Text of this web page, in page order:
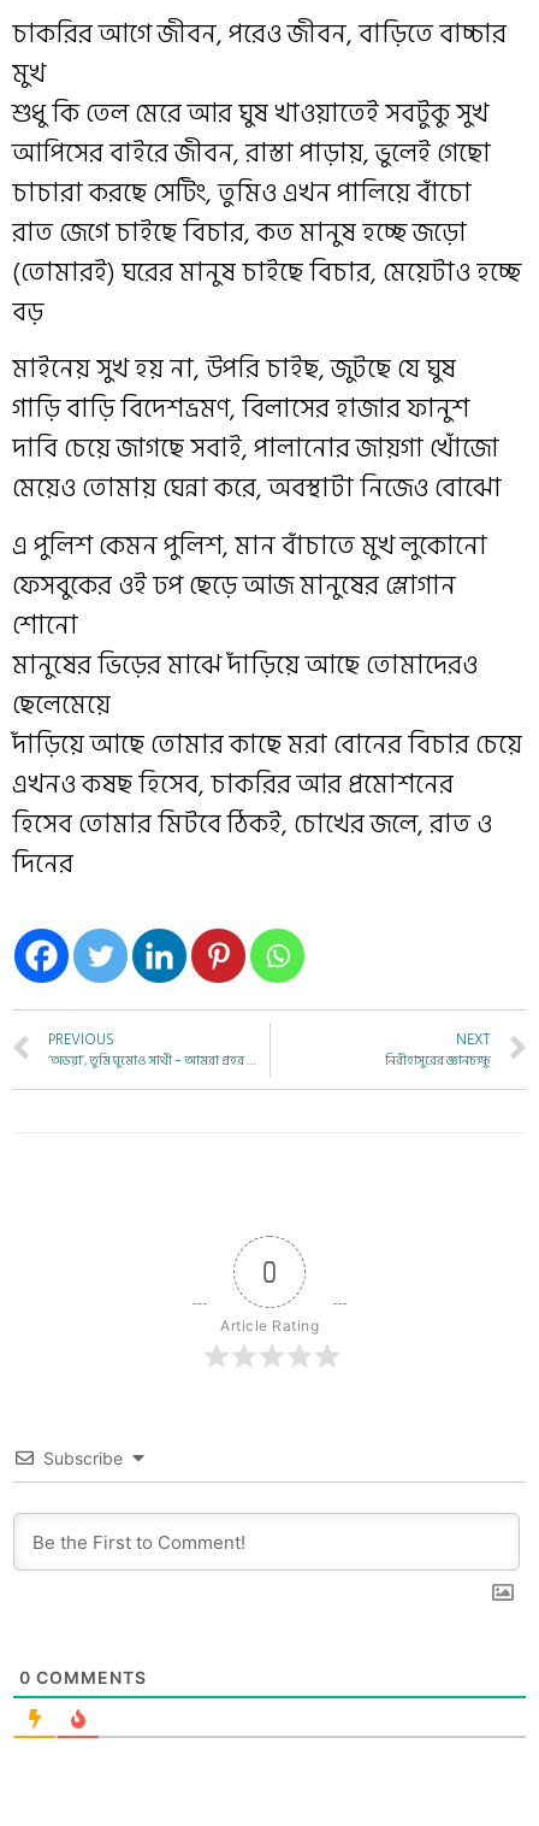
চাকরির আগে জীবন, পরেও জীবন, বাড়িতে বাচ্চার
মুখ
শুধু কি তেল মেরে আর ঘুষ খাওয়াতেই সবটুকু সুখ
আপিসের বাইরে জীবন, রাস্তা পাড়ায়, ভুলেই গেছো
চাচারা করছে সেটিং, তুমিও এখন পালিয়ে বাঁচো
রাত জেগে চাইছে বিচার, কত মানুষ হচ্ছে জড়ো
(তোমারই) ঘরের মানুষ চাইছে বিচার, মেয়েটাও হচ্ছে
বড়
মাইনেয় সুখ হয় না, উপরি চাইছ, জুটছে যে ঘুষ
গাড়ি বাড়ি বিদেশভ্রমণ, বিলাসের হাজার ফানুশ
দাবি চেয়ে জাগছে সবাই, পালানোর জায়গা খোঁজো
মেয়েও তোমায় ঘেন্না করে, অবস্থাটা নিজেও বোঝো
এ পুলিশ কেমন পুলিশ, মান বাঁচাতে মুখ লুকোনো
ফেসবুকের ওই ঢপ ছেড়ে আজ মানুষের স্লোগান
শোনো
মানুষের ভিড়ের মাঝে দাঁড়িয়ে আছে তোমাদেরও
ছেলেমেয়ে
দাঁড়িয়ে আছে তোমার কাছে মরা বোনের বিচার চেয়ে
এখনও কষছ হিসেব, চাকরির আর প্রমোশনের
হিসেব তোমার মিটবে ঠিকই, চোখের জলে, রাত ও
দিনের
PREVIOUS
‘অভয়া’, তুমি ঘুমোও সাথী – আমরা প্রহর জাগি
NEXT
নিরীহাসুরের জ্ঞানচক্ষু
0
Article Rating
Subscribe
0 COMMENTS